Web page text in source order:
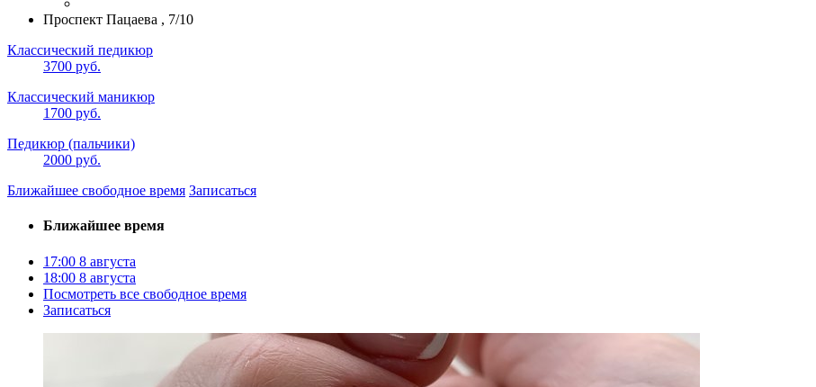
Проспект Пацаева , 7/10
Классический педикюр
3700 руб.
Классический маникюр
1700 руб.
Педикюр (пальчики)
2000 руб.
Ближайшее свободное время Записаться
Ближайшее время
17:00 8 августа
18:00 8 августа
Посмотреть все свободное время
Записаться